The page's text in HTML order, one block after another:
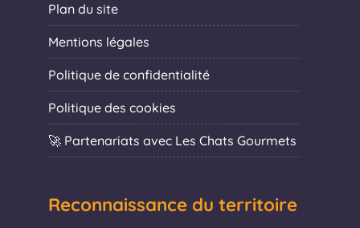
Plan du site
Mentions légales
Politique de confidentialité
Politique des cookies
🚀 Partenariats avec Les Chats Gourmets
Reconnaissance du territoire